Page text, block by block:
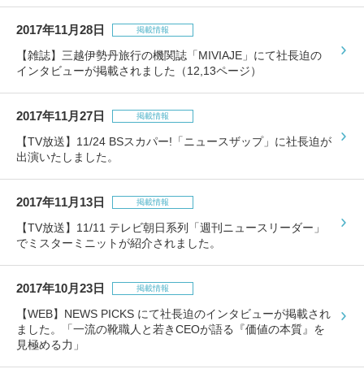
2017年11月28日 掲載情報
【雑誌】三越伊勢丹旅行の機関誌「MIVIAJE」にて社長迫の
インタビューが掲載されました（12,13ページ）
2017年11月27日 掲載情報
【TV放送】11/24 BSスカパー!「ニュースザップ」に社長迫が
出演いたしました。
2017年11月13日 掲載情報
【TV放送】11/11 テレビ朝日系列「週刊ニュースリーダー」
でミスターミニットが紹介されました。
2017年10月23日 掲載情報
【WEB】NEWS PICKS にて社長迫のインタビューが掲載され
ました。「一流の靴職人と若きCEOが語る『価値の本質』を
見極める力」